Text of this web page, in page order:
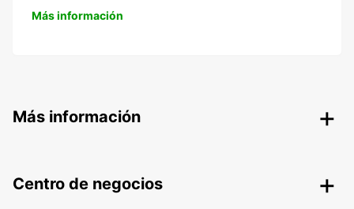
Más información
Más información
Centro de negocios